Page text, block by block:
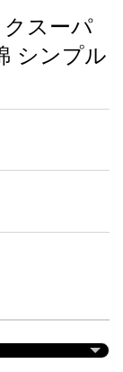
スーパ
シンプル